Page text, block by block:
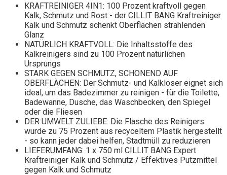
KRAFTREINIGER 4IN1: 100 Prozent kraftvoll gegen
Kalk, Schmutz und Rost - der CILLIT BANG Kraftreiniger
Kalk und Schmutz schenkt Oberflächen strahlenden
Glanz
NATÜRLICH KRAFTVOLL: Die Inhaltsstoffe des
Kalkreinigers sind zu 100 Prozent natürlichen
Ursprungs
STARK GEGEN SCHMUTZ, SCHONEND AUF
OBERFLÄCHEN: Der Schmutz- und Kalklöser eignet sich
ideal, um das Badezimmer zu reinigen - für die Toilette,
Badewanne, Dusche, das Waschbecken, den Spiegel
oder die Fliesen
DER UMWELT ZULIEBE: Die Flasche des Reinigers
wurde zu 75 Prozent aus recyceltem Plastik hergestellt
- so kann jeder dabei helfen, Stadtmüll zu reduzieren
LIEFERUMFANG: 1 x 750 ml CILLIT BANG Expert
Kraftreiniger Kalk und Schmutz / Effektives Putzmittel
gegen Kalk und Schmutz